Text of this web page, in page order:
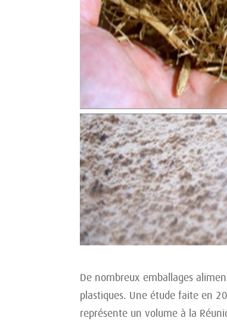
De nombreux emballages
plastiques. Une étude faite en
représente un volume à la